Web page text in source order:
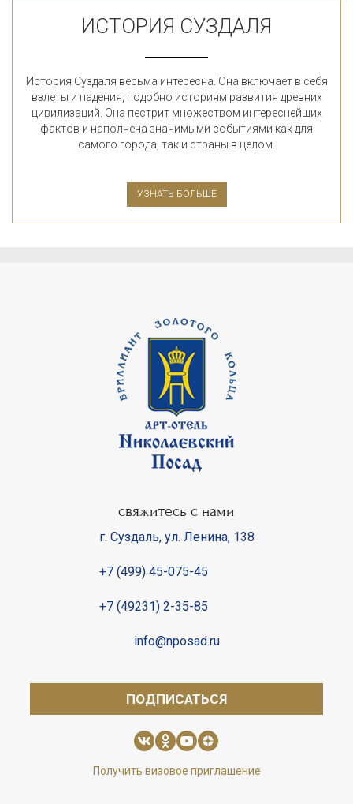
ИСТОРИЯ СУЗДАЛЯ
История Суздаля весьма интересна. Она включает в себя
взлеты и падения, подобно историям развития древних
цивилизаций. Она пестрит множеством интереснейших
фактов и наполнена значимыми событиями как для
самого города, так и страны в целом.
УЗНАТЬ БОЛЬШЕ
свяжитесь с нами
г. Суздаль, ул. Ленина, 138
+7 (499) 45-075-45
+7 (49231) 2-35-85
info@nposad.ru
ПОДПИСАТЬСЯ
Получить визовое приглашение